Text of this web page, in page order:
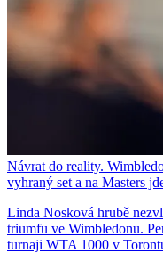
Návrat do reality.
vyhraný set a na Masters
Linda Nosková hrubě
triumfu ve Wimbledonu.
turnaji WTA 1000 v